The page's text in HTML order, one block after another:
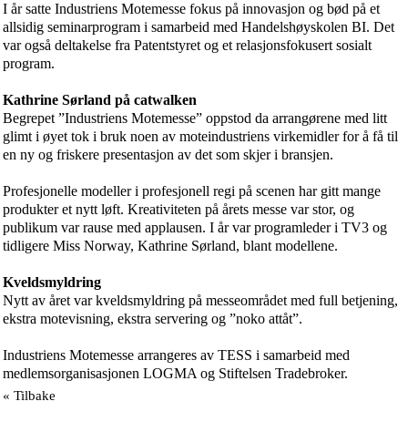
I år satte Industriens Motemesse fokus på innovasjon og bød på et
allsidig seminarprogram i samarbeid med Handelshøyskolen BI. Det
var også deltakelse fra Patentstyret og et relasjonsfokusert sosialt
program.
Kathrine Sørland på catwalken
Begrepet ”Industriens Motemesse” oppstod da arrangørene med litt
glimt i øyet tok i bruk noen av moteindustriens virkemidler for å få til
en ny og friskere presentasjon av det som skjer i bransjen.
Profesjonelle modeller i profesjonell regi på scenen har gitt mange
produkter et nytt løft. Kreativiteten på årets messe var stor, og
publikum var rause med applausen. I år var programleder i TV3 og
tidligere Miss Norway, Kathrine Sørland, blant modellene.
Kveldsmyldring
Nytt av året var kveldsmyldring på messeområdet med full betjening,
ekstra motevisning, ekstra servering og ”noko attåt”.
Industriens Motemesse arrangeres av TESS i samarbeid med
medlemsorganisasjonen LOGMA og Stiftelsen Tradebroker.
« Tilbake